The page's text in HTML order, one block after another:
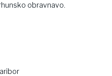
obravnavo.